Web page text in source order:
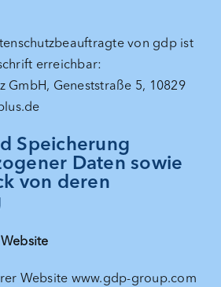
von gdp ist
erreichbar:
GmbH, Geneststraße 5, 10829
Speicherung
Daten sowie
von deren
Website www.gdp-group.com